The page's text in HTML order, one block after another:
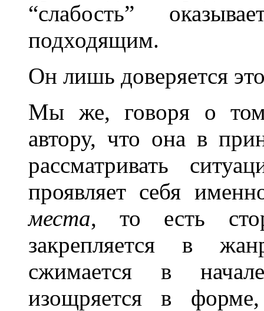
“слабость”
подходящим.
Он лишь доверяется
Мы же, говоря о
автору, что она в
рассматривать
проявляет себя
места, то есть
закрепляется в
сжимается в
изощряется в